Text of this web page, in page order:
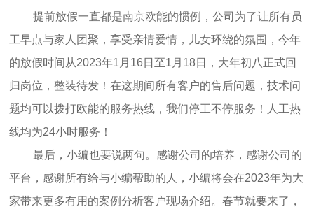
提前放假一直都是南京欧能的惯例，公司为了让所有员
工早点与家人团聚，享受亲情爱情，儿女环绕的氛围，今年
的放假时间从2023年1月16日至1月18日，大年初八正式回
归岗位，整装待发！在这期间所有客户的售后问题，技术问
题均可以拨打欧能的服务热线，我们停工不停服务！人工热
线均为24小时服务！
最后，小编也要说两句。感谢公司的培养，感谢公司的
平台，感谢所有给与小编帮助的人，小编将会在2023年为大
家带来更多有用的案例分析客户现场介绍。春节就要来了，